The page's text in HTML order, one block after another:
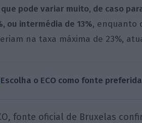
pode variar muito, de caso
ou intermédia de 13%, enquanto
na taxa máxima de 23%,
Escolha o ECO como fonte
fonte oficial de Bruxelas